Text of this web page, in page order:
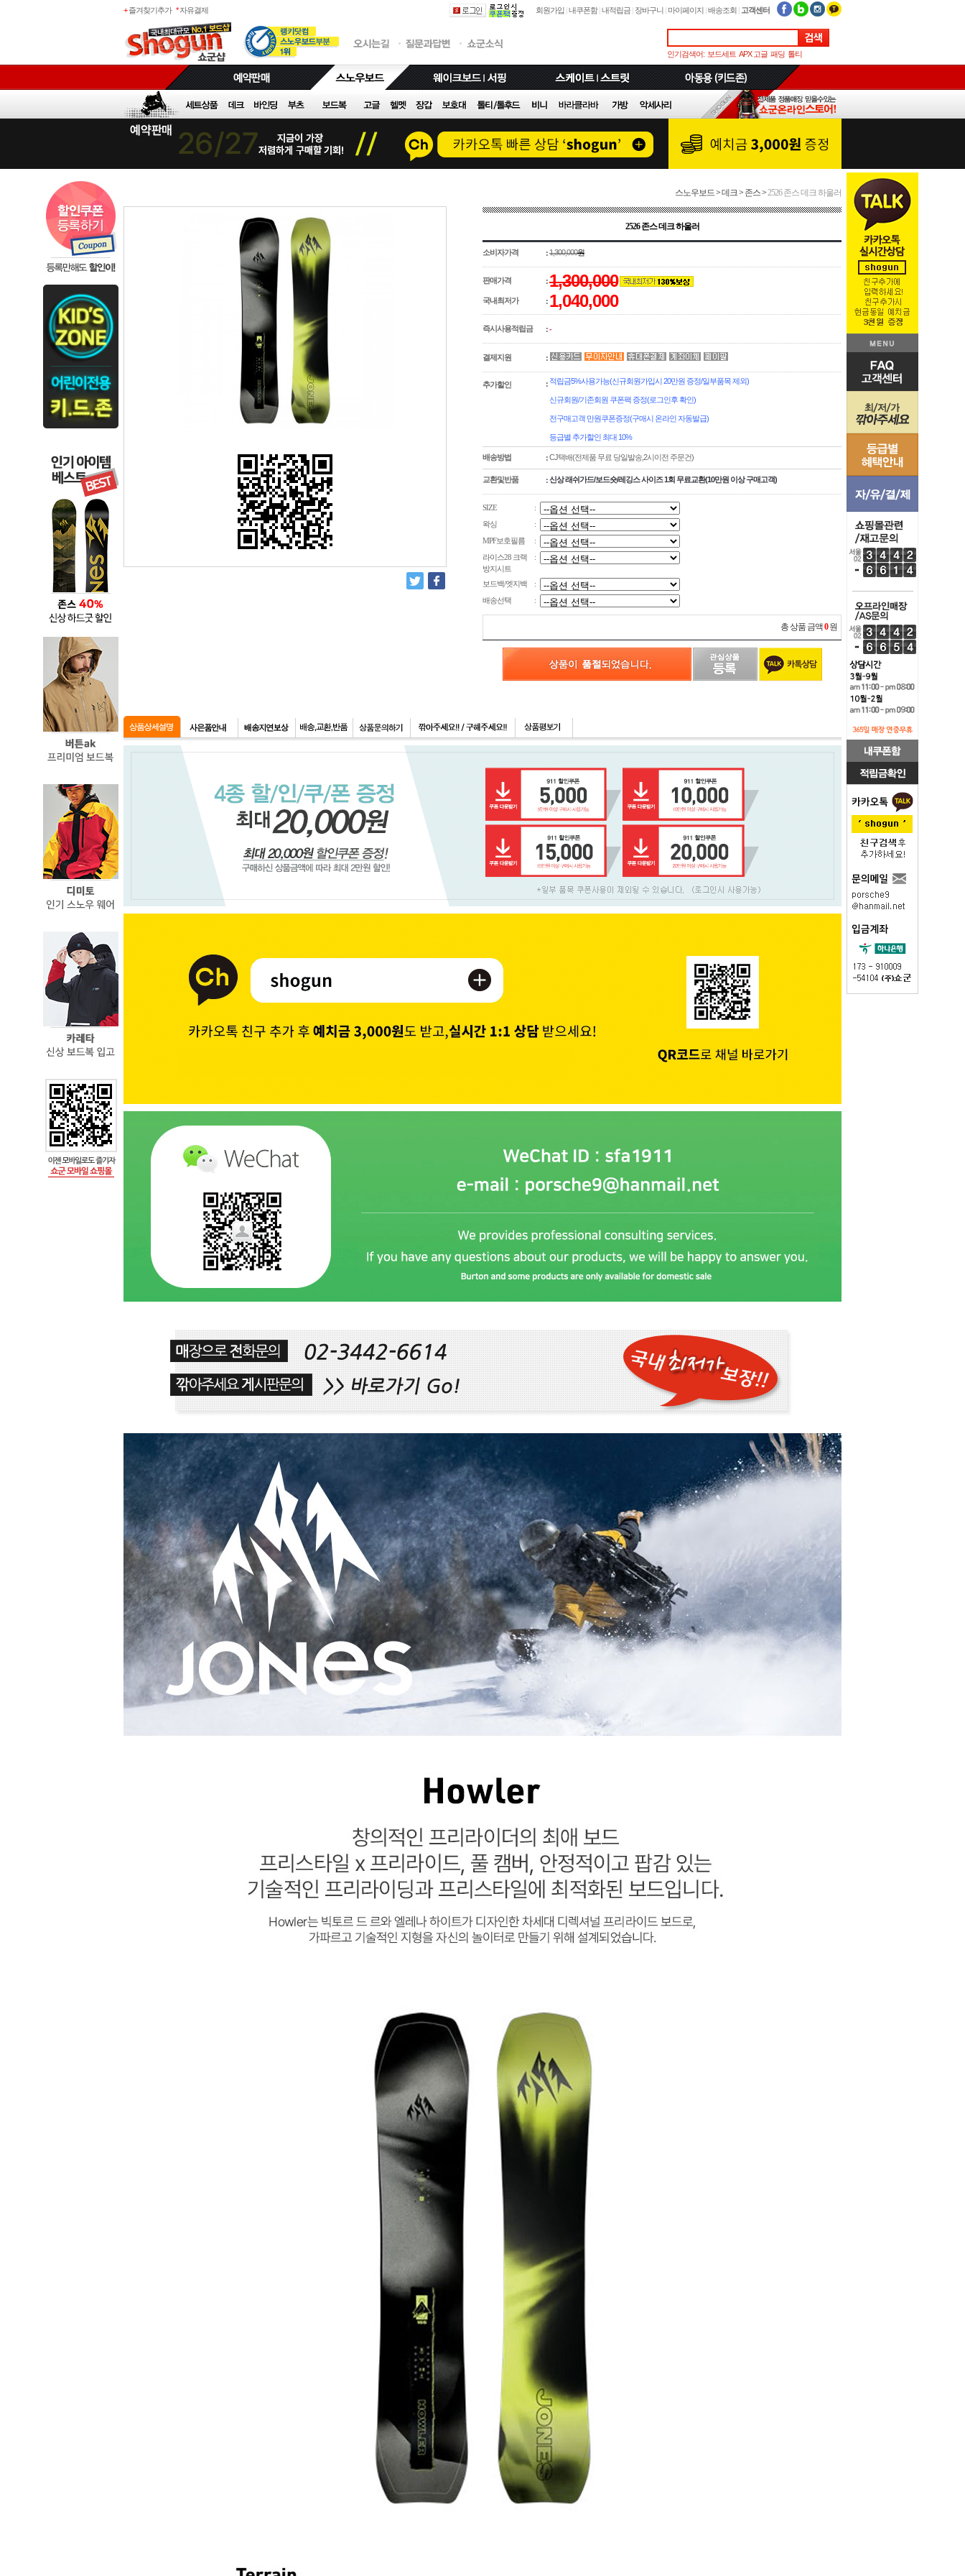
+ 즐겨찾기추가 * 자유결제 회원가입 |내쿠폰함 |내적립금 | 장바구니 | 마이페이지 |배송조회 | 고객센터
인기검색어: 보드세트 APX 고글 패딩 톨티
스노우보드>데크> 존스>2526 존스 데크 하울러
2526 존스 데크 하울러
소비자가격 :1,300,000원
판매가격 :1,300,000
국내최저가 : 1,040,000
즉시사용적립금 :-
결제지원 :
추가할인 : 적립금5%사용가능(신규회원가입시 20만원 증정/일부품목 제외)
신규회원/기존회원 쿠폰팩 증정(로그인후 확인)
전구매고객 만원쿠폰증정(구매시 온라인 자동발급)
등급별 추가할인 최대 10%
배송방법 :CJ택배(전제품 무료 당일발송,2시이전 주문건)
교환및반품 :신상 래쉬가드/보드숏/레깅스 사이즈 1회 무료교환(10만원 이상 구매고객)
SIZE
:
왁싱
:
MPF보호필름
:
라이스28 크랙
방지시트
:
보드백/엣지백
:
배송선택
:
총 상품 금액0 원